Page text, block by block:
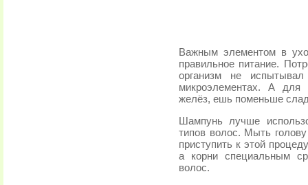
Важным элементом в
правильное питание.
организм не
микроэлементах. А для
желёз, ешь поменьше
Шампунь лучше
типов волос. Мыть
приступить к этой
а корни специальным
волос.